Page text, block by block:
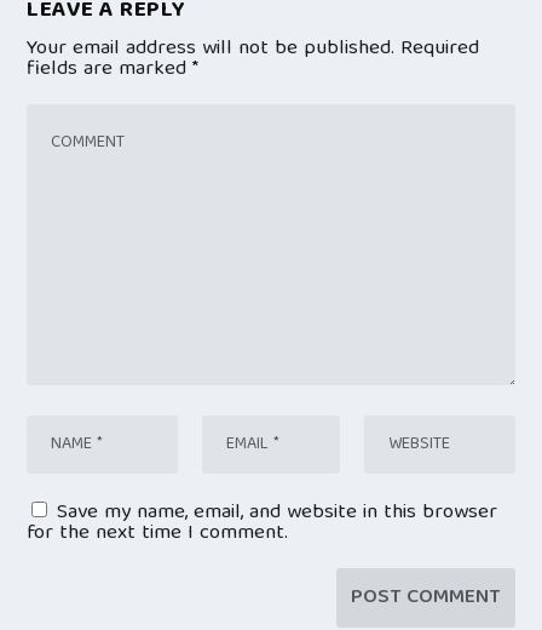
LEAVE A REPLY
Your email address will not be published. Required
fields are marked*
Save my name, email, and website in this browser
for the next time I comment.